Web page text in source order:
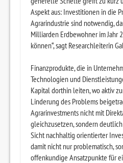
Aspekt aus: Investitionen in die
Agrarindustrie sind notwendig,
Milliarden Erdbewohner im Jahr
können“, sagt Researchleiterin
Finanzprodukte, die in
Technologien und
Kapital dorthin leiten, wo aktiv
Linderung des Problems
Agrarinvestments nicht mit
gleichzusetzen, sondern
Sicht nachhaltig orientierter
damit nicht nur problematisch,
offenkundige Ansatzpunkte für